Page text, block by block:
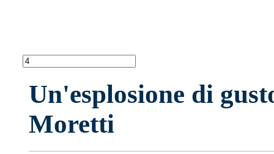
Un'esplosione di
Moretti